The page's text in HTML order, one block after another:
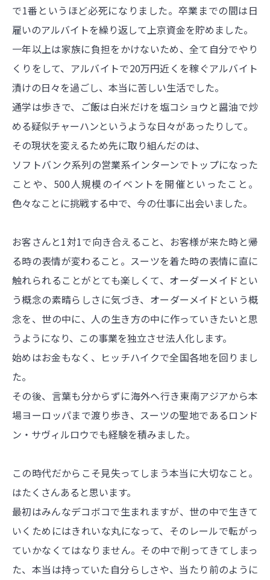
で1番というほど必死になりました。卒業までの間は日
雇いのアルバイトを繰り返して上京資金を貯めました。
一年以上は家族に負担をかけないため、全て自分でやり
くりをして、アルバイトで20万円近くを稼ぐアルバイト
漬けの日々を過ごし、本当に苦しい生活でした。
通学は歩きで、ご飯は白米だけを塩コショウと醤油で炒
める疑似チャーハンというような日々があったりして。
その現状を変えるため先に取り組んだのは、
ソフトバンク系列の営業系インターンでトップになった
こと や、500人規模のイベントを開催といったこと。
色々なことに挑戦する中で、今の仕事に出会いました。
お客さんと1対1で向き合えること、お客様が来た時と帰
る時の表情が変わること。スーツを着た時の表情に直に
触れられることがとても楽しくて、オーダーメイドとい
う概念の素晴らしさに気づき、オーダーメイドという概
念を、世の中に、人の生き方の中に作っていきたいと思
うようになり、この事業を独立させ法人化します。
始めはお金もなく、ヒッチハイクで全国各地を回りまし
た。
その後、言葉も分からずに海外へ行き東南アジアから本
場ヨーロッパまで渡り歩き、スーツの聖地であるロンド
ン・サヴィルロウでも経験を積みました。
この時代だからこそ見失ってしまう本当に大切なこと。
はたくさんあると思います。
最初はみんなデコボコで生まれますが、世の中で生きて
いくためにはきれいな丸になって、そのレールで転がっ
ていかなくてはなりません。その中で削ってきてしまっ
た、本当は持っていた自分らしさや、当たり前のように